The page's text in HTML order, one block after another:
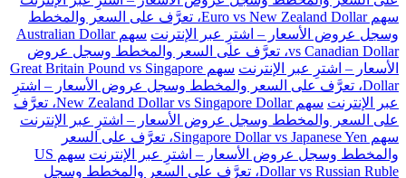
سهم Euro vs New Zealand Dollar، تعرَّف على السعر والمخطط
وسجل عروض الأسعار – اشترِ عبر الإنترنت
سهم Australian Dollar
vs Canadian Dollar، تعرَّف على السعر والمخطط وسجل عروض
الأسعار – اشترِ عبر الإنترنت
سهم Great Britain Pound vs Singapore
Dollar، تعرَّف على السعر والمخطط وسجل عروض الأسعار – اشترِ
عبر الإنترنت
سهم New Zealand Dollar vs Singapore Dollar، تعرَّف
على السعر والمخطط وسجل عروض الأسعار – اشترِ عبر الإنترنت
سهم Singapore Dollar vs Japanese Yen، تعرَّف على السعر
والمخطط وسجل عروض الأسعار – اشترِ عبر الإنترنت
سهم US
Dollar vs Russian Ruble، تعرَّف على السعر والمخطط وسجل